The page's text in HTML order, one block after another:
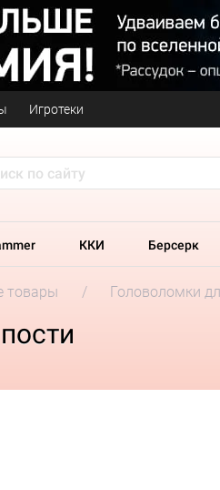
Игротеки
ККИ Берсерк
товары Головоломки